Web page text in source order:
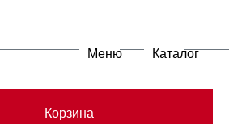
Меню Каталог
Корзина